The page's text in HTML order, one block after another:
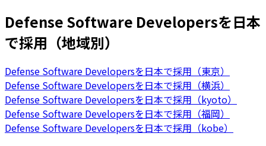
Defense Software Developersを日本
で採用（地域別）
Defense Software Developersを日本で採用（東京）
Defense Software Developersを日本で採用（横浜）
Defense Software Developersを日本で採用（kyoto）
Defense Software Developersを日本で採用（福岡）
Defense Software Developersを日本で採用（kobe）